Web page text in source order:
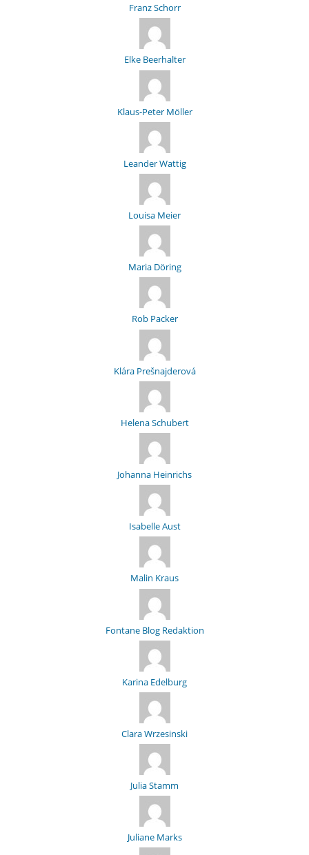
Franz Schorr
Elke Beerhalter
Klaus-Peter Möller
Leander Wattig
Louisa Meier
Maria Döring
Rob Packer
Klára Prešnajderová
Helena Schubert
Johanna Heinrichs
Isabelle Aust
Malin Kraus
Fontane Blog Redaktion
Karina Edelburg
Clara Wrzesinski
Julia Stamm
Juliane Marks